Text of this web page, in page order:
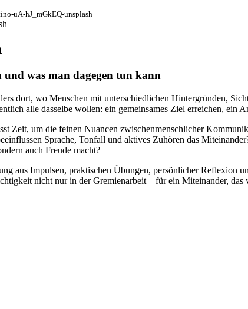
uA-hJ_mGkEQ-unsplash
und was man dagegen tun kann
dort, wo Menschen mit unterschiedlichen Hintergründen,
alle dasselbe wollen: ein gemeinsames Ziel erreichen, ein
Zeit, um die feinen Nuancen zwischenmenschlicher
Sprache, Tonfall und aktives Zuhören das
auch Freude macht?
aus Impulsen, praktischen Übungen, persönlicher Reflexion
nicht nur in der Gremienarbeit – für ein Miteinander, das